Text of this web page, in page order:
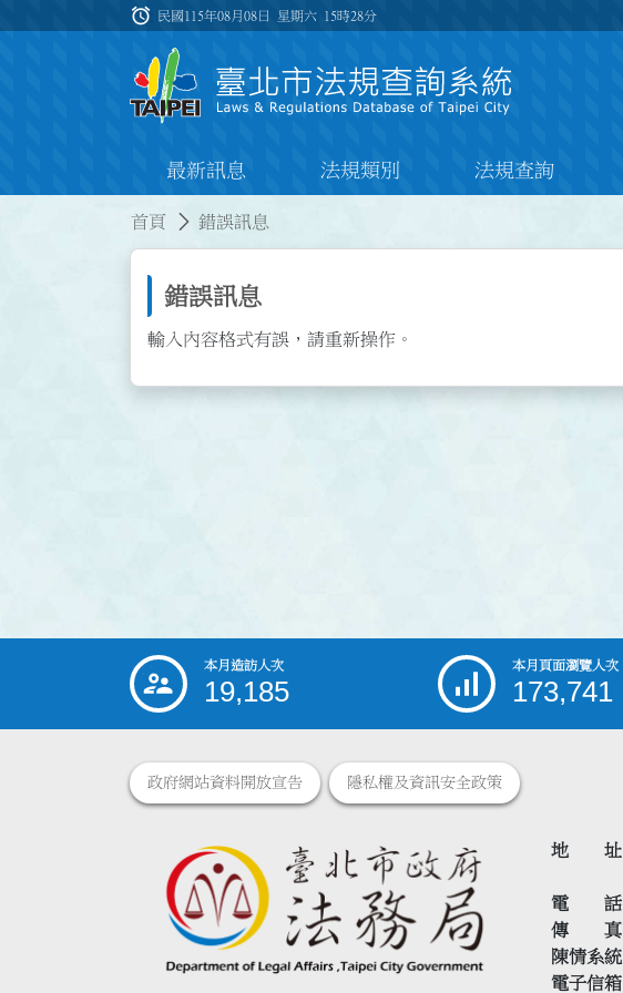
:::
alarm 民國115年08月08日 星期六 15時28分
最新訊息 法規類別 法規查詢
首頁 錯誤訊息
錯誤訊息
輸入內容格式有誤，請重新操作。
::: 本月造訪人次
19,185
本月頁面瀏覽人次
173,741
政府網站資料開放宣告 隱私權及資訊安全政策
地 址
電 話
傳 真
陳情系統
電子信箱